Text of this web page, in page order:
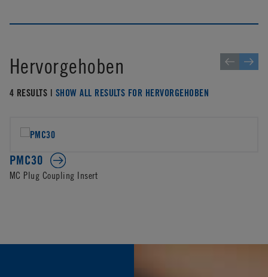
Hervorgehoben
4 RESULTS | SHOW ALL RESULTS FOR HERVORGEHOBEN
PMC30
MC Plug Coupling Insert